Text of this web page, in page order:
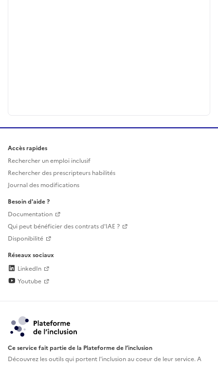
Accès rapides
Rechercher un emploi inclusif
Rechercher des prescripteurs habilités
Journal des modifications
Besoin d'aide ?
Documentation
Qui peut bénéficier des contrats d'IAE ?
Disponibilité
Réseaux sociaux
LinkedIn
Youtube
Ce service fait partie de la Plateforme de l’inclusion
Découvrez les outils qui portent l'inclusion aucoeur de leur service. A